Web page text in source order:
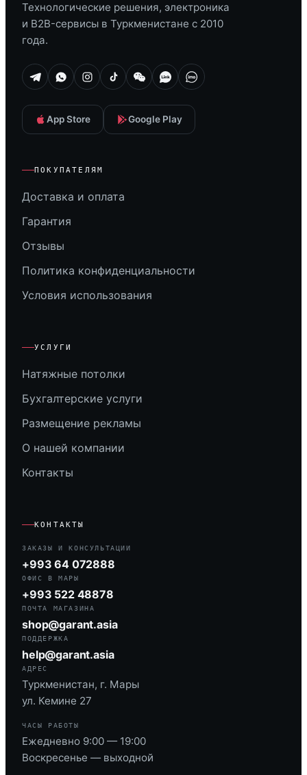
Технологические решения, электроника
и B2B-сервисы в Туркменистане с 2010
года.
App Store Google Play
ПОКУПАТЕЛЯМ
Доставка и оплата
Гарантия
Отзывы
Политика конфиденциальности
Условия использования
УСЛУГИ
Натяжные потолки
Бухгалтерские услуги
Размещение рекламы
О нашей компании
Контакты
КОНТАКТЫ
ЗАКАЗЫ И КОНСУЛЬТАЦИИ
+993 64 072888
ОФИС В МАРЫ
+993 522 48878
ПОЧТА МАГАЗИНА
shop@garant.asia
ПОДДЕРЖКА
help@garant.asia
АДРЕС
Туркменистан, г. Мары
ул. Кемине 27
ЧАСЫ РАБОТЫ
Ежедневно 9:00 — 19:00
Воскресенье — выходной